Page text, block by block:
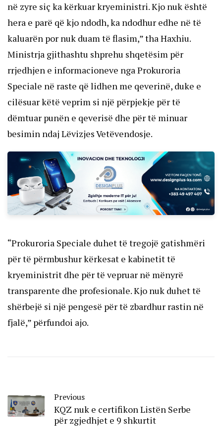
në zyre siç ka kërkuar kryeministri. Kjo nuk është
hera e parë që kjo ndodh, ka ndodhur edhe në të
kaluarën por nuk duam të flasim,” tha Haxhiu.
Ministrja gjithashtu shprehu shqetësim për
rrjedhjen e informacioneve nga Prokuroria
Speciale në raste që lidhen me qeverinë, duke e
cilësuar këtë veprim si një përpjekje për të
dëmtuar punën e qeverisë dhe për të minuar
besimin ndaj Lëvizjes Vetëvendosje.
“Prokuroria Speciale duhet të tregojë gatishmëri
për të përmbushur kërkesat e kabinetit të
kryeministrit dhe për të vepruar në mënyrë
transparente dhe profesionale. Kjo nuk duhet të
shërbejë si një pengesë për të zbardhur rastin në
fjalë,” përfundoi ajo.
Previous
KQZ nuk e certifikon Listën Serbe
për zgjedhjet e 9 shkurtit